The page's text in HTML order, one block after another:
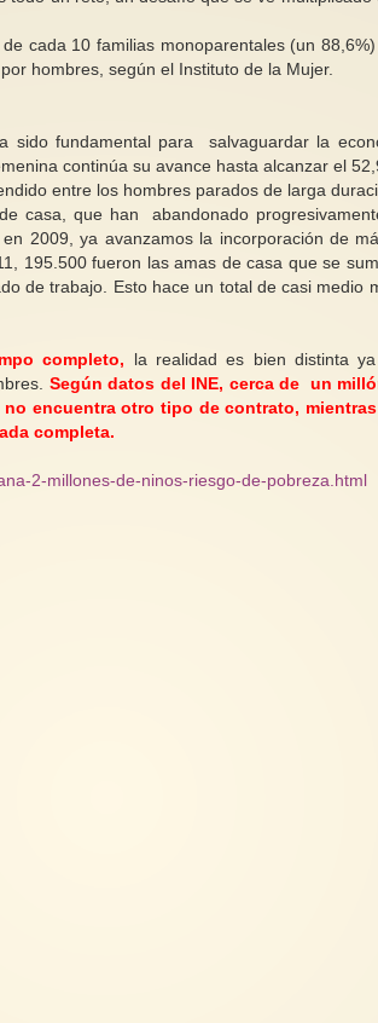
cada 10 familias monoparentales (un
hombres, según el Instituto de la Mujer.
sido fundamental para salvaguardar la
continúa su avance hasta alcanzar el
entre los hombres parados de larga
casa, que han abandonado
2009, ya avanzamos la incorporación de
195.500 fueron las amas de casa que se
de trabajo. Esto hace un total de casi medio
completo, la realidad es bien distinta
Según datos del INE, cerca de un
encuentra otro tipo de contrato,
completa.
2-millones-de-ninos-riesgo-de-pobreza.html